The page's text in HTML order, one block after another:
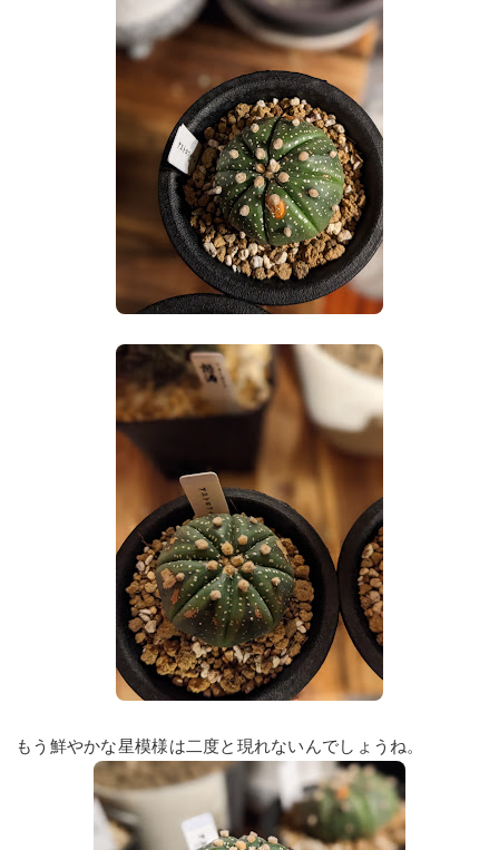
もう鮮やかな星模様は二度と現れないんでしょうね。